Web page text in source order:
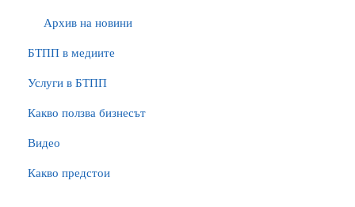
Архив на новини
БTПП в медиите
Услуги в БТПП
Какво ползва бизнесът
Видео
Какво предстои